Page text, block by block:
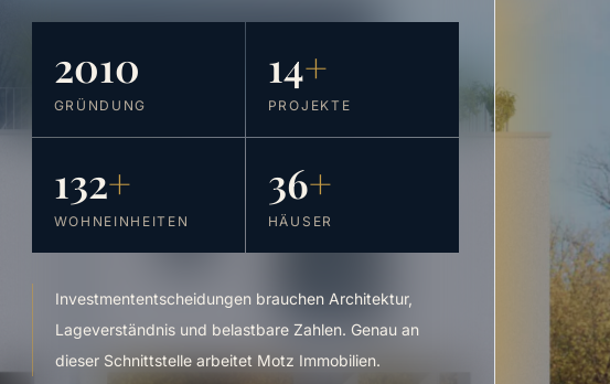
2010
GRÜNDUNG
14+
PROJEKTE
132+
WOHNEINHEITEN
36+
HÄUSER
Investmententscheidungen brauchen Architektur,
Lageverständnis und belastbare Zahlen. Genau an
dieser Schnittstelle arbeitet Motz Immobilien.